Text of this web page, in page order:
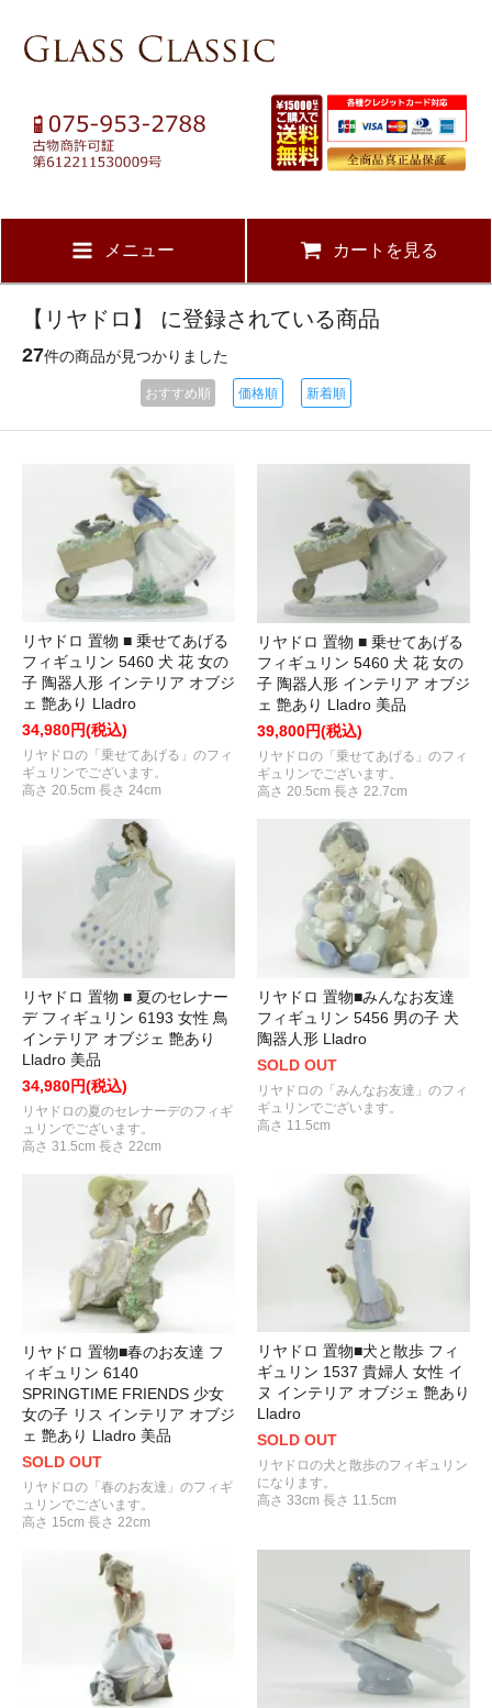
メニュー カートを見る
【リヤドロ】 に登録されている商品
27件の商品が見つかりました
おすすめ順 価格順 新着順
リヤドロ 置物 ■ 乗せてあげる
フィギュリン 5460 犬 花 女の
子 陶器人形 インテリア オブジ
ェ 艶あり Lladro
34,980円(税込)
リヤドロの「乗せてあげる」のフィ
ギュリンでございます。
高さ 20.5cm 長さ 24cm
リヤドロ 置物 ■ 乗せてあげる
フィギュリン 5460 犬 花 女の
子 陶器人形 インテリア オブジ
ェ 艶あり Lladro 美品
39,800円(税込)
リヤドロの「乗せてあげる」のフィ
ギュリンでございます。
高さ 20.5cm 長さ 22.7cm
リヤドロ 置物 ■ 夏のセレナー
デ フィギュリン 6193 女性 鳥
インテリア オブジェ 艶あり
Lladro 美品
34,980円(税込)
リヤドロの夏のセレナーデのフィギ
ュリンでございます。
高さ 31.5cm 長さ 22cm
リヤドロ 置物■みんなお友達
フィギュリン 5456 男の子 犬
陶器人形 Lladro
SOLD OUT
リヤドロの「みんなお友達」のフィ
ギュリンでございます。
高さ 11.5cm
リヤドロ 置物■春のお友達 フ
ィギュリン 6140
SPRINGTIME FRIENDS 少女
女の子 リス インテリア オブジ
ェ 艶あり Lladro 美品
SOLD OUT
リヤドロの「春のお友達」のフィギ
ュリンでございます。
高さ 15cm 長さ 22cm
リヤドロ 置物■犬と散歩 フィ
ギュリン 1537 貴婦人 女性 イ
ヌ インテリア オブジェ 艶あり
Lladro
SOLD OUT
リヤドロの犬と散歩のフィギュリン
になります。
高さ 33cm 長さ 11.5cm